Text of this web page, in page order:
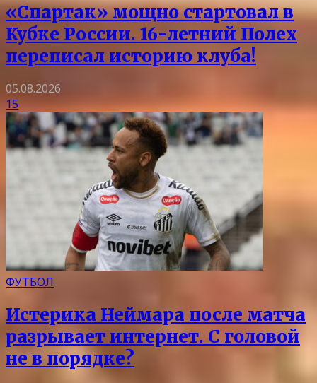
«Спартак» мощно стартовал в
Кубке России. 16-летний Полех
переписал историю клуба!
05.08.2026
15
ФУТБОЛ
Истерика Неймара после матча
разрывает интернет. С головой
не в порядке?